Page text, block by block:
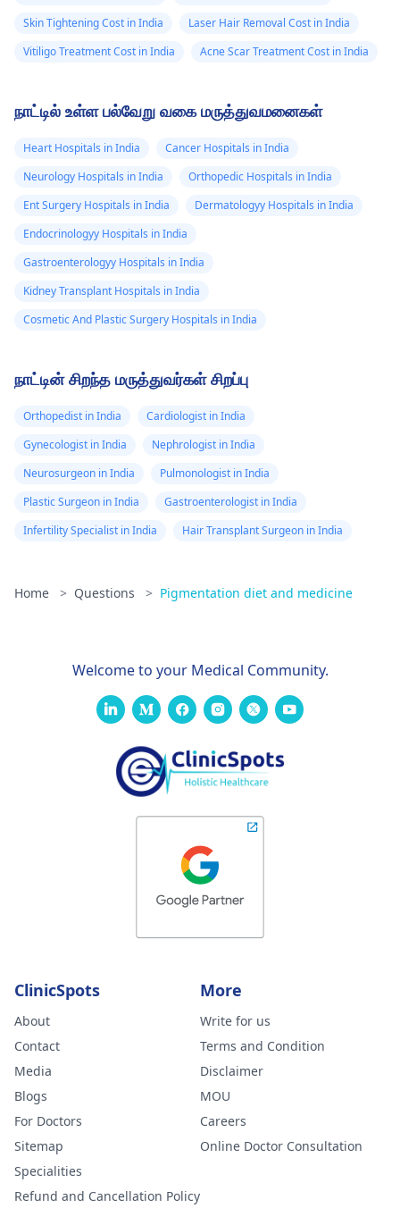
Skin Tightening Cost in India
Laser Hair Removal Cost in India
Vitiligo Treatment Cost in India
Acne Scar Treatment Cost in India
நாட்டில் உள்ள பல்வேறு வகை மருத்துவமனைகள்
Heart Hospitals in India
Cancer Hospitals in India
Neurology Hospitals in India
Orthopedic Hospitals in India
Ent Surgery Hospitals in India
Dermatologyy Hospitals in India
Endocrinologyy Hospitals in India
Gastroenterologyy Hospitals in India
Kidney Transplant Hospitals in India
Cosmetic And Plastic Surgery Hospitals in India
நாட்டின் சிறந்த மருத்துவர்கள் சிறப்பு
Orthopedist in India
Cardiologist in India
Gynecologist in India
Nephrologist in India
Neurosurgeon in India
Pulmonologist in India
Plastic Surgeon in India
Gastroenterologist in India
Infertility Specialist in India
Hair Transplant Surgeon in India
Home > Questions > Pigmentation diet and medicine
Welcome to your Medical Community.
ClinicSpots
About
Contact
Media
Blogs
For Doctors
Sitemap
Specialities
Refund and Cancellation Policy
More
Write for us
Terms and Condition
Disclaimer
MOU
Careers
Online Doctor Consultation